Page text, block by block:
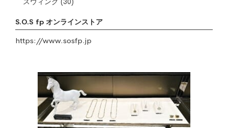
S.O.S fp オンラインストア
https://www.sosfp.jp